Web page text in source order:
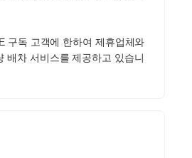
구독 고객에 한하여 제휴업체와
배차 서비스를 제공하고 있습니